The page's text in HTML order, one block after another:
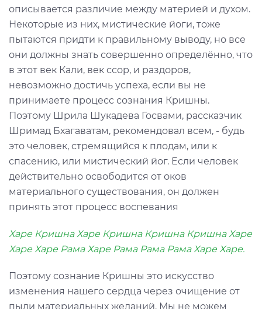
описывается различие между материей и духом.
Некоторые из них, мистические йоги, тоже
пытаются придти к правильному выводу, но все
они должны знать совершенно определённо, что
в этот век Кали, век ссор, и раздоров,
невозможно достичь успеха, если вы не
принимаете процесс сознания Кришны.
Поэтому Шрила Шукадева Госвами, рассказчик
Шримад Бхагаватам, рекомендовал всем, - будь
это человек, стремящийся к плодам, или к
спасению, или мистический йог. Если человек
действительно освободится от оков
материального существования, он должен
принять этот процесс воспевания
Харе Кришна Харе Кришна Кришна Кришна Харе
Харе Харе Рама Харе Рама Рама Рама Харе Харе.
Поэтому сознание Кришны это искусство
изменения нашего сердца через очищение от
пыли материальных желаний. Мы не можем